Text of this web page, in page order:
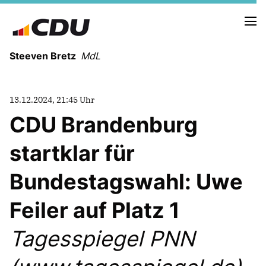
Steeven Bretz MdL
VITA
WAHLKREISBESUCHE
PRESSEFOTOS
MEIN BÜRGERBÜRO
MEIN WAHLKREIS
ZIELE
Redebeiträge
13.12.2024, 21:45 Uhr
CDU Brandenburg
startklar für
Bundestagswahl: Uwe
Feiler auf Platz 1
Tagesspiegel PNN